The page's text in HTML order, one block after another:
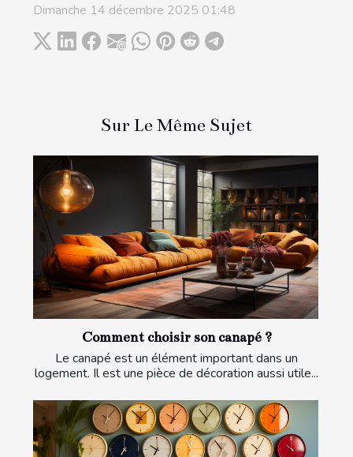
Dimanche 14 décembre 2025 01:48
Sur Le Même Sujet
Comment choisir son canapé ?
Le canapé est un élément important dans un
logement. Il est une pièce de décoration aussi utile...